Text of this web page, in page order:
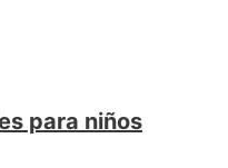
para niños